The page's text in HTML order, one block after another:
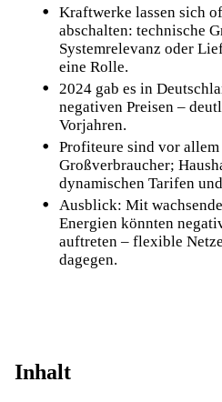
Kraftwerke lassen sich
abschalten: technische
Systemrelevanz oder
eine Rolle.
2024 gab es in
negativen Preisen –
Vorjahren.
Profiteure sind vor
Großverbraucher;
dynamischen Tarifen
Ausblick: Mit
Energien könnten
auftreten – flexible
dagegen.
Inhalt